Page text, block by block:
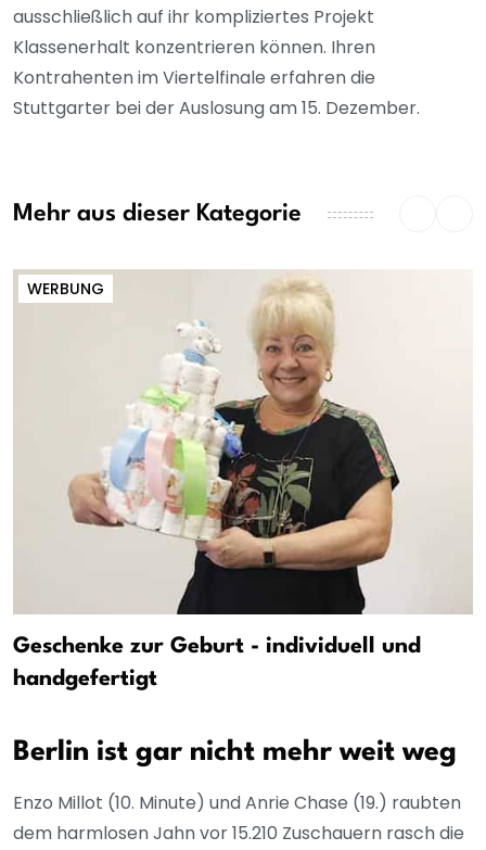
ausschließlich auf ihr kompliziertes Projekt
Klassenerhalt konzentrieren können. Ihren
Kontrahenten im Viertelfinale erfahren die
Stuttgarter bei der Auslosung am 15. Dezember.
Mehr aus dieser Kategorie
WERBUNG
Geschenke zur Geburt - individuell und
handgefertigt
Berlin ist gar nicht mehr weit weg
Enzo Millot (10. Minute) und Anrie Chase (19.) raubten
dem harmlosen Jahn vor 15.210 Zuschauern rasch die